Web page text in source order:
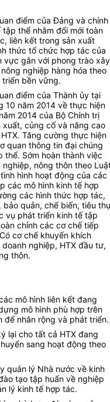
điểm của Đảng và chính
thể nhằm đổi mới toàn
liên kết trong sản xuất
thức tổ chức hợp tác của
vực gắn với phong trào xây
nghiệp hàng hóa theo
bền vững.
điểm của Thành ủy tại
10 năm 2014 về thực hiện
2014 của Bộ Chính trị
củng cố và nâng cao
Tăng cường thực hiện
quan thông tin đại chúng
thể. Sớm hoàn thành việc
nông thôn theo
hình hoạt động của các
các mô hình kinh tế hợp
các hình thức hợp tác,
quản, chế biến, tiêu thụ
vụ phát triển kinh tế tập
chỉnh các cơ chế tiếp
cơ chế khuyến khích
nghiệp, HTX đầu tư,
thôn.
mô hình liên kết đang
mô hình phù hợp trên
để nhân rộng và phát triển.
lại cho tất cả HTX đang
sang hoạt động theo
quản lý Nhà nước về kinh
tạo tập huấn về nghiệp
lý kinh tế hợp tác.